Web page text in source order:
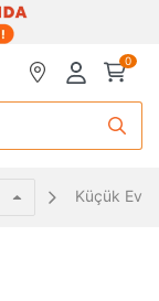
0
Küçük Ev